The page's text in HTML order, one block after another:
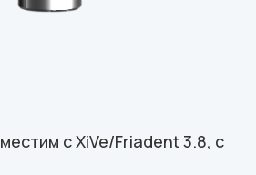
с XiVe/Friadent 3.8, с